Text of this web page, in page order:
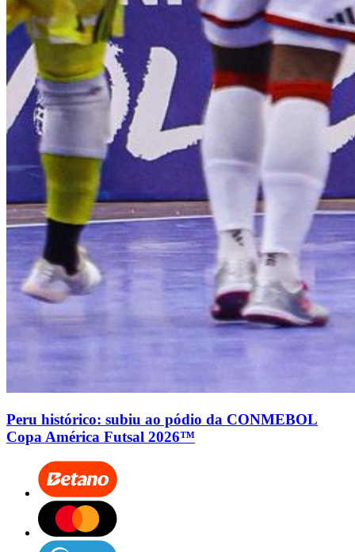
Peru histórico: subiu ao pódio da CONMEBOL
Copa América Futsal 2026™